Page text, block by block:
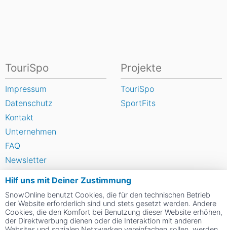
Hilf uns mit Deiner Zustimmung
SnowOnline benutzt Cookies, die für den technischen Betrieb
der Website erforderlich sind und stets gesetzt werden. Andere
Cookies, die den Komfort bei Benutzung dieser Website erhöhen,
der Direktwerbung dienen oder die Interaktion mit anderen
TouriSpo
Impressum
Datenschutz
Kontakt
Unternehmen
FAQ
Newsletter
Widget
Skigebiet bewerten
Projekte
TouriSpo
SportFits